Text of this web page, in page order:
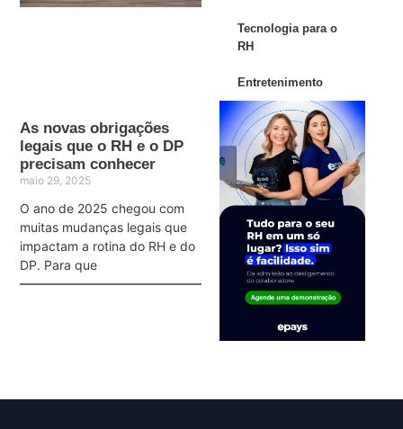
As novas obrigações
legais que o RH e o DP
precisam conhecer
maio 29, 2025
O ano de 2025 chegou com
muitas mudanças legais que
impactam a rotina do RH e do
DP. Para que
Tecnologia para o
RH
Entretenimento